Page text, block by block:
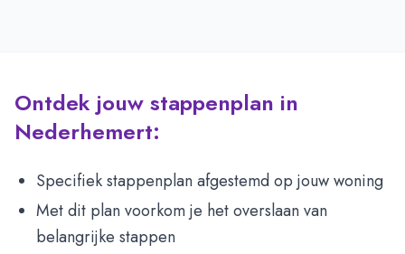
Ontdek jouw stappenplan in
Nederhemert:
Specifiek stappenplan afgestemd op jouw woning
Met dit plan voorkom je het overslaan van
belangrijke stappen